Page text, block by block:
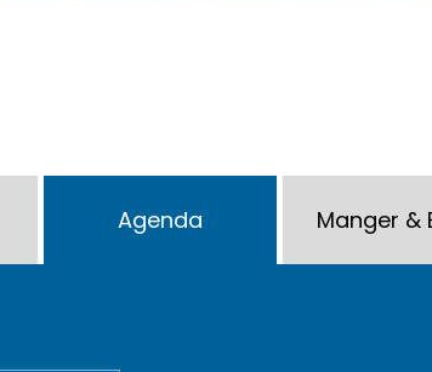
Agenda Manger &